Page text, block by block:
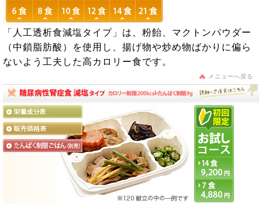
「人工透析食減塩タイプ」は、粉飴、マクトンパウダー
（中鎖脂肪酸）を使用し、揚げ物や炒め物ばかりに偏ら
ないよう工夫した高カロリー食です。
メニューへ戻る